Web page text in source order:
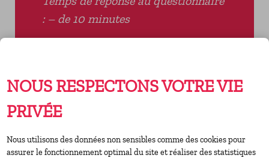
: – de 10 minutes
QUESTIONNAIRE
NOUS RESPECTONS VOTRE VIE
PRIVÉE
Nous utilisons des données non sensibles comme des cookies pour
assurer le fonctionnement optimal du site et réaliser des statistiques